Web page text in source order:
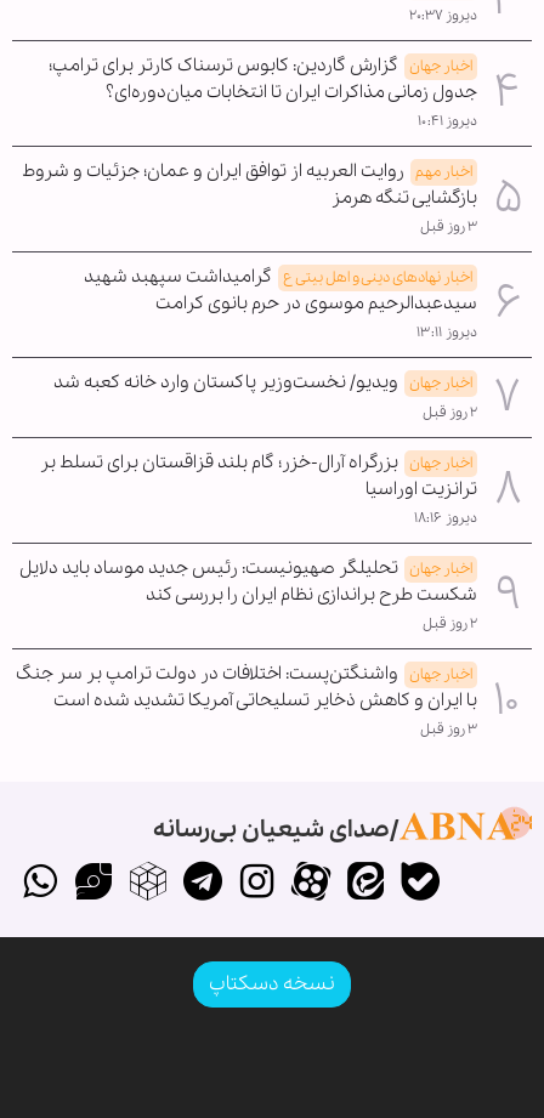
دیروز ۲۰:۳۷
اخبار جهان گزارش گاردین: کابوس ترسناک کارتر برای ترامپ؛
جدول زمانی مذاکرات ایران تا انتخابات میان‌دوره‌ای؟
دیروز ۱۰:۴۱
اخبار مهم روایت العربیه از توافق ایران و عمان؛ جزئیات و شروط
بازگشایی تنگه هرمز
۳ روز قبل
اخبار نهادهای دینی و اهل بیتی ع گرامیداشت سپهبد شهید
سیدعبدالرحیم موسوی در حرم بانوی کرامت
دیروز ۱۳:۱۱
اخبار جهان ویدیو/ نخست‌وزیر پاکستان وارد خانه کعبه شد
۲ روز قبل
اخبار جهان بزرگراه آرال-خزر؛ گام بلند قزاقستان برای تسلط بر
ترانزیت اوراسیا
دیروز ۱۸:۱۶
اخبار جهان تحلیلگر صهیونیست: رئیس جدید موساد باید دلایل
شکست طرح براندازی نظام ایران را بررسی کند
۲ روز قبل
اخبار جهان واشنگتن‌پست: اختلافات در دولت ترامپ بر سر جنگ
با ایران و کاهش ذخایر تسلیحاتی آمریکا تشدید شده است
۳ روز قبل
صدای شیعیان بی‌رسانه
نسخه دسکتاپ